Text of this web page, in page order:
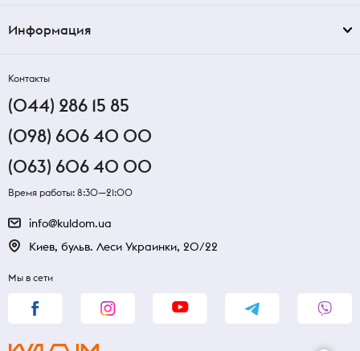
Информация
Контакты
(044) 286 15 85
(098) 606 40 00
(063) 606 40 00
Время работы: 8:30—21:00
info@kuldom.ua
Киев, бульв. Леси Украинки, 20/22
Мы в сети